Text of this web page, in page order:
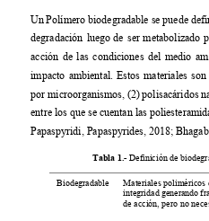
Un Polímero biodegradable se puede
degradación luego de ser metabolizado
acción de las condiciones del medio a
impacto ambiental. Estos materiales son
por microorganismos, (2) polisacáridos
entre los que se cuentan las pol
Papaspyridi, Papaspyrides, 2018;
Tabla 1.- Definición de
Biodegradable
Materiales poliméricos
integridad generando
de acción, pero no